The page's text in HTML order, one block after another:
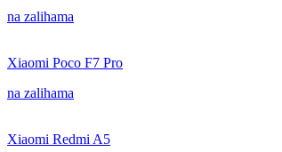
na zalihama
Xiaomi Poco F7 Pro
na zalihama
Xiaomi Redmi A5